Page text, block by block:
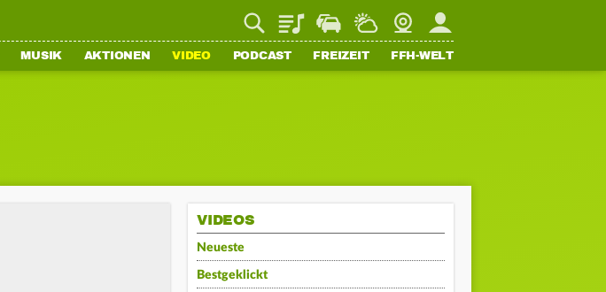
PlaylistStaupilotWetterWebcamMein FFH
MUSIK AKTIONEN VIDEO PODCAST FREIZEIT FFH-WELT
VIDEOS
Neueste
Bestgeklickt